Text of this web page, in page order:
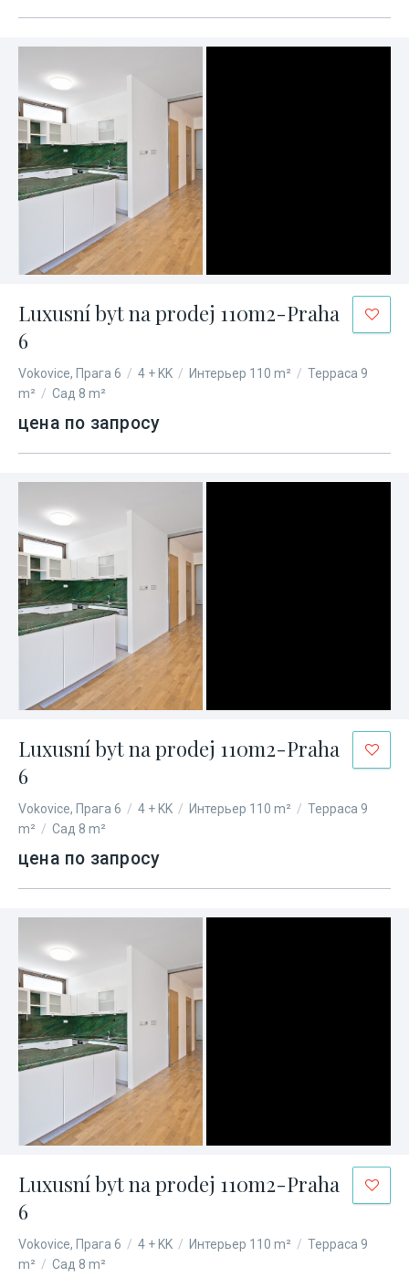
Luxusní byt na prodej 110m2-Praha
6
Vokovice, Прага 6 / 4 + KK / Интерьер 110 m² / Терраса 9
m² / Сад 8 m²
цена по запросу
Luxusní byt na prodej 110m2-Praha
6
Vokovice, Прага 6 / 4 + KK / Интерьер 110 m² / Терраса 9
m² / Сад 8 m²
цена по запросу
Luxusní byt na prodej 110m2-Praha
6
Vokovice, Прага 6 / 4 + KK / Интерьер 110 m² / Терраса 9
m² / Сад 8 m²